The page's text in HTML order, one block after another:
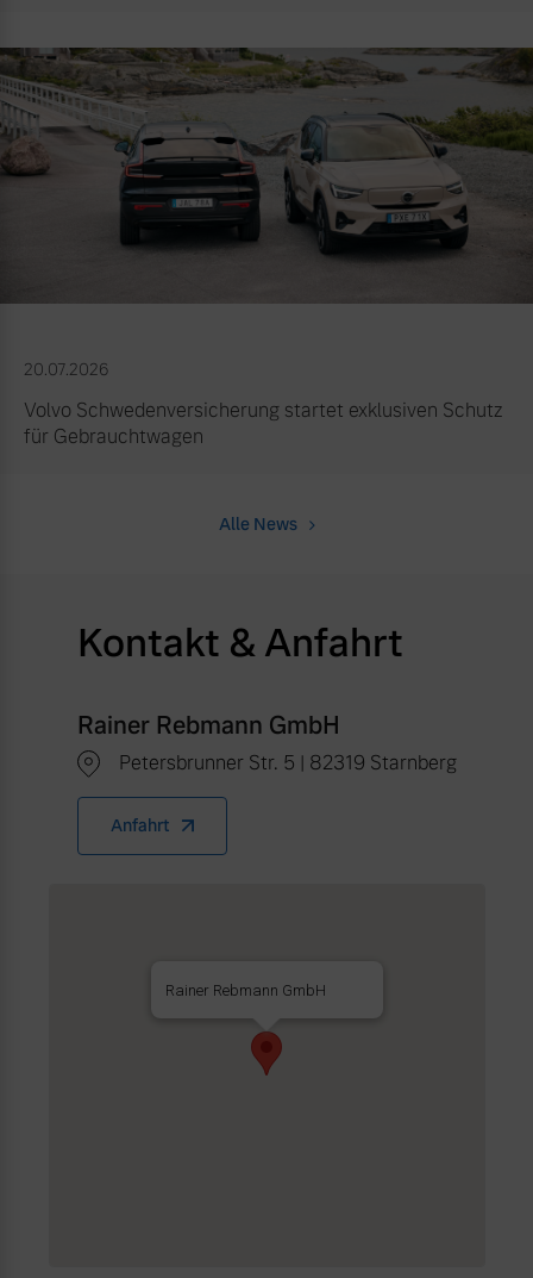
20.07.2026
Volvo Schwedenversicherung startet exklusiven Schutz
für Gebrauchtwagen
Alle News
Kontakt & Anfahrt
Rainer Rebmann GmbH
Petersbrunner Str. 5 | 82319 Starnberg
Anfahrt
Rainer Rebmann GmbH